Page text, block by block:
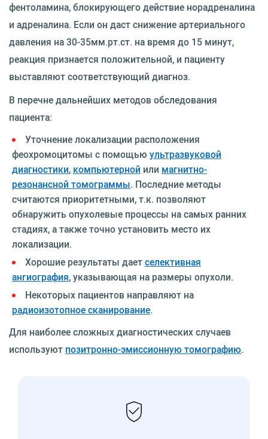
фентоламина, блокирующего действие норадреналина
и адреналина. Если он даст снижение артериального
давления на 30-35мм.рт.ст. на время до 15 минут,
реакция признается положительной, и пациенту
выставляют соответствующий диагноз.
В перечне дальнейших методов обследования
пациента:
Уточнение локализации расположения
феохромоцитомы с помощьюультразвуковой
диагностики, компьютерной или магнитно-
резонансной томограммы. Последние методы
считаются приоритетными, т.к. позволяют
обнаружить опухолевые процессы на самых ранних
стадиях, а также точно установить место их
локализации.
Хорошие результаты даетселективная
ангиография, указывающая на размеры опухоли.
Некоторых пациентов направляют на
радиоизотопное сканирование.
Для наиболее сложных диагностических случаев
используют позитронно-эмиссионную томографию.